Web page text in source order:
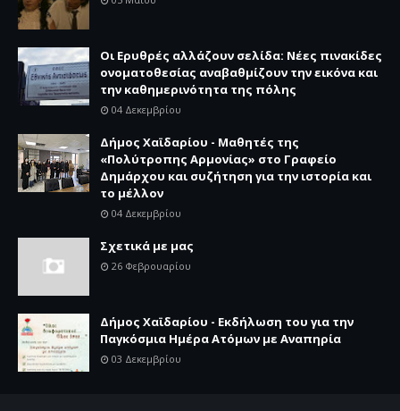
Οι Ερυθρές αλλάζουν σελίδα: Νέες πινακίδες
ονοματοθεσίας αναβαθμίζουν την εικόνα και
την καθημερινότητα της πόλης
04 Δεκεμβρίου
Δήμος Χαϊδαρίου - Μαθητές της
«Πολύτροπης Αρμονίας» στο Γραφείο
Δημάρχου και συζήτηση για την ιστορία και
το μέλλον
04 Δεκεμβρίου
Σχετικά με μας
26 Φεβρουαρίου
Δήμος Χαϊδαρίου - Εκδήλωση του για την
Παγκόσμια Ημέρα Ατόμων με Αναπηρία
03 Δεκεμβρίου